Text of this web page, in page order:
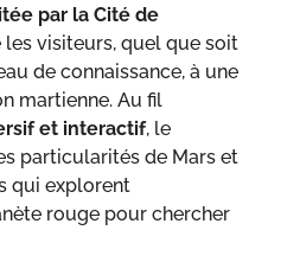
par la Cité de
les visiteurs, quel que soit
de connaissance, à une
martienne. Au fil
et interactif, le
particularités de Mars et
qui explorent
rouge pour chercher